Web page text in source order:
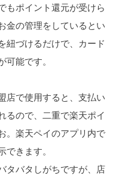
もポイント還元が受けら
金の管理をしているとい
紐づけるだけで、カード
能です。
店で使用すると、支払い
るので、二重で楽天ポイ
。楽天ペイのアプリ内で
きます。
タバタしがちですが、店